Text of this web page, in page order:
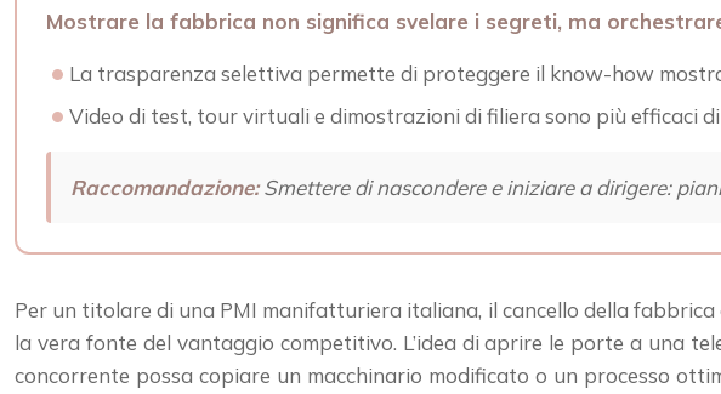
Mostrare la fabbrica non significa svelare i segreti, ma
La trasparenza selettiva permette di proteggere il know-how
Video di test, tour virtuali e dimostrazioni di filiera sono più efficaci
Raccomandazione:Smettere di nascondere e iniziare a dirigere:
Per un titolare di una PMI manifatturiera italiana, il cancello della fabbrica
la vera fonte del vantaggio competitivo. L’idea di aprire le porte a una
concorrente possa copiare un macchinario modificato o un processo